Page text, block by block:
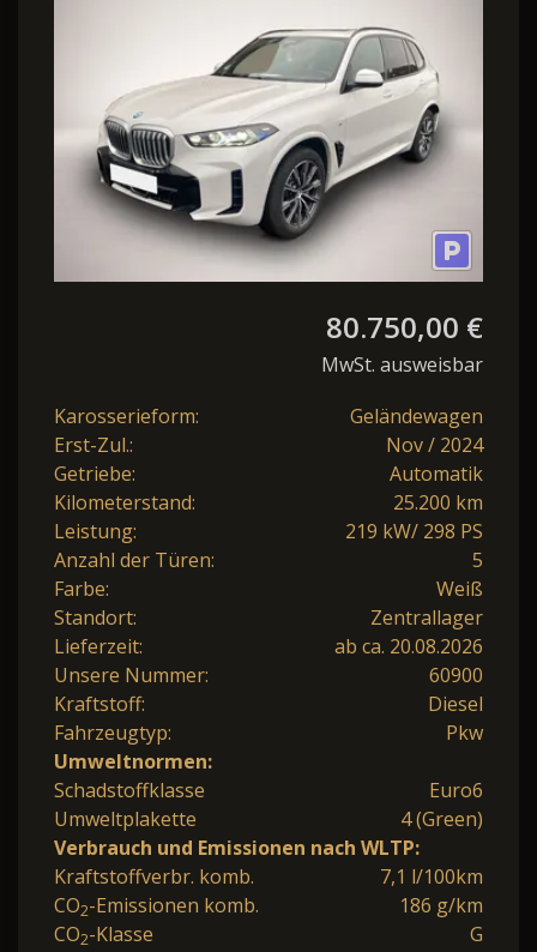
117.000¤*SkyLounge
80.750,00 €
MwSt. ausweisbar
Karosserieform:
Geländewagen
Erst-Zul.:
Nov / 2024
Getriebe:
Automatik
Kilometerstand:
25.200 km
Leistung:
219 kW/ 298 PS
Anzahl der Türen:
5
Farbe:
Weiß
Standort:
Zentrallager
Lieferzeit:
ab ca. 20.08.2026
Unsere Nummer:
60900
Kraftstoff:
Diesel
Fahrzeugtyp:
Pkw
Umweltnormen:
Schadstoffklasse
Euro6
Umweltplakette
4 (Green)
Verbrauch und Emissionen nach WLTP:
Kraftstoffverbr. komb.
7,1 l/100km
CO2-Emissionen komb.
186 g/km
CO2-Klasse G